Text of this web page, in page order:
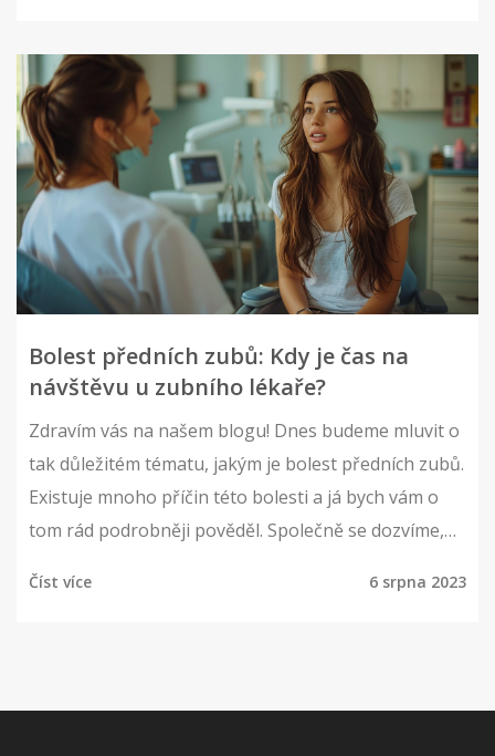
složitého, ale je důležité vědět, jak na to správně.
Věřte mi, vaše zuby vám poděkují!
Bolest předních zubů: Kdy je čas na
návštěvu u zubního lékaře?
Zdravím vás na našem blogu! Dnes budeme mluvit o
tak důležitém tématu, jakým je bolest předních zubů.
Existuje mnoho příčin této bolesti a já bych vám o
tom rád podrobněji pověděl. Společně se dozvíme,
vyhnout nepříjemným pocitům v budoucnu. Pokud
Číst více 6 srpna 2023